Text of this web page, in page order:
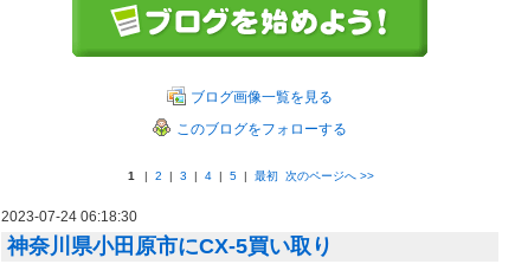
ブログ画像一覧を見る
このブログをフォローする
1 | 2 | 3 | 4 | 5 | 最初 次のページへ >>
2023-07-24 06:18:30
神奈川県小田原市にCX-5買い取り